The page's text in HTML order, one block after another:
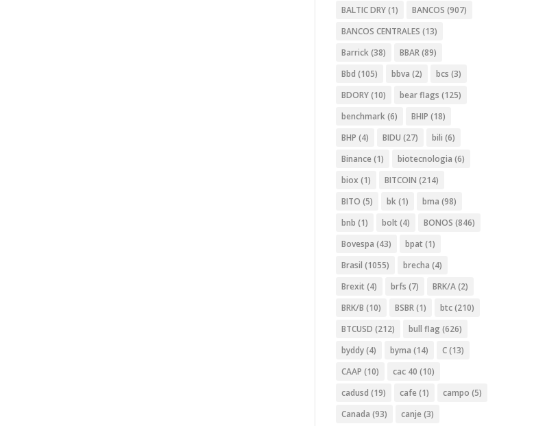
BALTIC DRY(1) BANCOS (907)
BANCOS CENTRALES (13)
Barrick(38) BBAR(89)
Bbd (105) bbva (2) bcs (3)
BDORY(10) bear flags (125)
benchmark(6) BHIP (18)
BHP (4) BIDU (27) bili (6)
Binance (1) biotecnologia (6)
biox (1) BITCOIN (214)
BITO (5) bk(1) bma (98)
bnb (1) bolt (4) BONOS (846)
Bovespa (43) bpat (1)
Brasil (1055) brecha (4)
Brexit (4) brfs (7) BRK/A(2)
BRK/B (10) BSBR(1) btc(210)
BTCUSD (212) bull flag (626)
byddy(4) byma (14) C(13)
CAAP (10) cac 40 (10)
cadusd (19) cafe (1) campo (5)
Canada (93) canje (3)